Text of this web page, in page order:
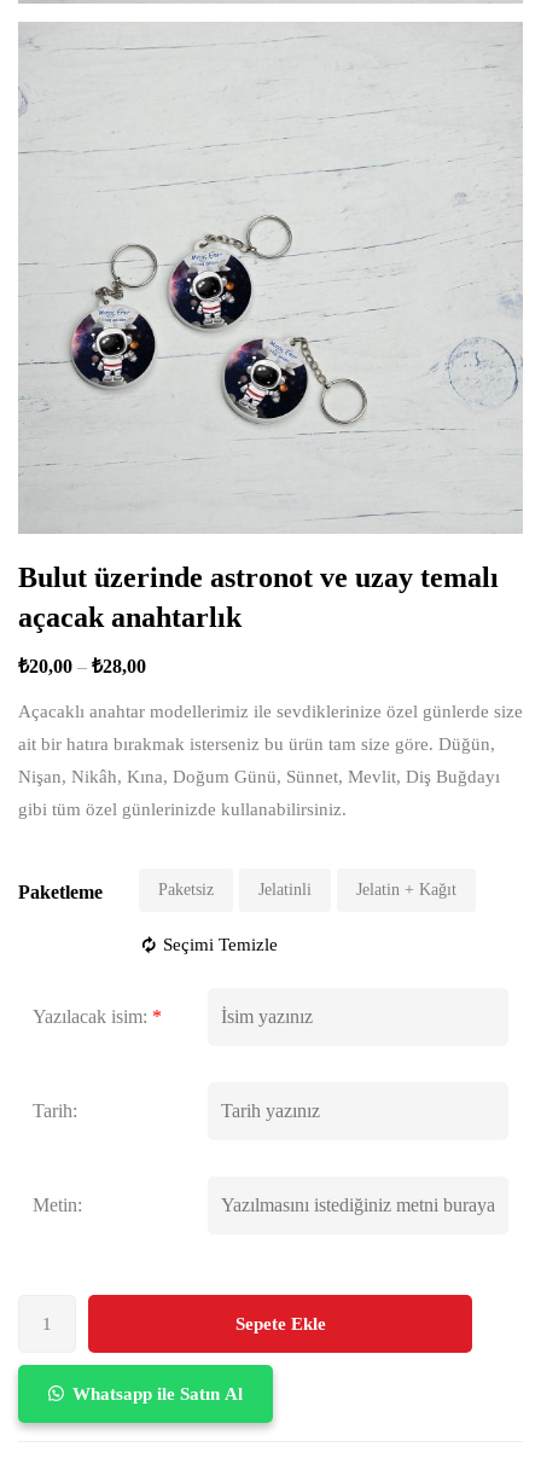
Bulut üzerinde astronot ve uzay temalı
açacak anahtarlık
₺20,00 – ₺28,00
Açacaklı anahtar modellerimiz ile sevdiklerinize özel günlerde size
ait bir hatıra bırakmak isterseniz bu ürün tam size göre. Düğün,
Nişan, Nikâh, Kına, Doğum Günü, Sünnet, Mevlit, Diş Buğdayı
gibi tüm özel günlerinizde kullanabilirsiniz.
Paketleme Paketsiz Jelatinli Jelatin + Kağıt
Seçimi Temizle
Yazılacak isim: *
Tarih:
Metin:
Sepete Ekle
Whatsapp ile Satın Al